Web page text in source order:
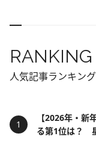
RANKING
人気記事ランキング
【2026年・新
る第1位は？